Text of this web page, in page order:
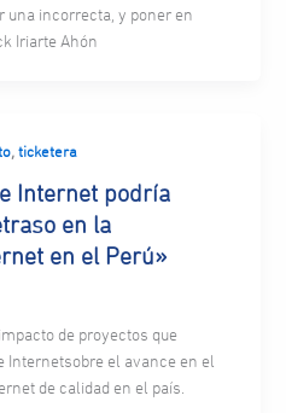
una incorrecta, y poner en
Iriarte Ahón
, ticketera
Internet podría
en la
en el Perú»
de proyectos que
Internetsobre el avance en el
de calidad en el país.